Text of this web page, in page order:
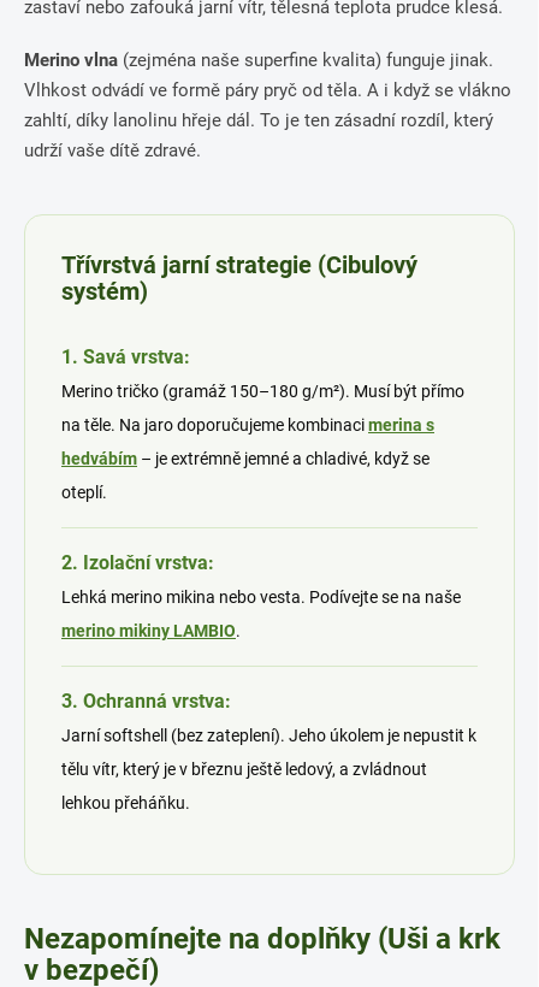
zastaví nebo zafouká jarní vítr, tělesná teplota prudce klesá.
Merino vlna (zejména naše superfine kvalita) funguje jinak.
Vlhkost odvádí ve formě páry pryč od těla. A i když se vlákno
zahltí, díky lanolinu hřeje dál. To je ten zásadní rozdíl, který
udrží vaše dítě zdravé.
Třívrstvá jarní strategie (Cibulový
systém)
1. Savá vrstva:
Merino tričko (gramáž 150–180 g/m²). Musí být přímo
na těle. Na jaro doporučujeme kombinacimerina s
hedvábím – je extrémně jemné a chladivé, když se
oteplí.
2. Izolační vrstva:
Lehká merino mikina nebo vesta. Podívejte se na naše
merino mikiny LAMBIO.
3. Ochranná vrstva:
Jarní softshell (bez zateplení). Jeho úkolem je nepustit k
tělu vítr, který je v březnu ještě ledový, a zvládnout
lehkou přeháňku.
Nezapomínejte na doplňky (Uši a krk
v bezpečí)